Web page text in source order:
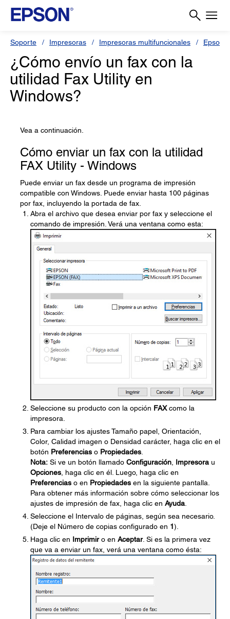
Soporte Impresoras Impresoras multifuncionales Epson L
¿Cómo envío un fax con la
utilidad Fax Utility en
Windows?
Vea a continuación.
Cómo enviar un fax con la utilidad
FAX Utility - Windows
Puede enviar un fax desde un programa de impresión
compatible con Windows. Puede enviar hasta 100 páginas
por fax, incluyendo la portada de fax.
Abra el archivo que desea enviar por fax y seleccione el
comando de impresión. Verá una ventana como esta:
Seleccione su producto con la opción FAXcomo la
impresora.
Para cambiar los ajustes Tamaño papel, Orientación,
Color, Calidad imagen o Densidad carácter, haga clic en el
botón Preferencias o Propiedades
Nota: Si ve un botón llamado Configuración Impresora u
Opciones , haga clic en él. Luego, haga clic en
Preferencias o en Propiedades en la siguiente pantalla.
Para obtener más información sobre cómo seleccionar los
ajustes de impresión de fax, haga clic en Ayuda
Seleccione el Intervalo de páginas, según sea necesario.
(Deje el Número de copias configurado en 1).
Haga clic en Imprimiro en Aceptar. Si es la primera vez
que va a enviar un fax, verá una ventana como ésta: